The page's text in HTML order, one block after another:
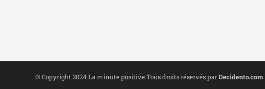
© Copyright 2024 La minute positive.Tous droits réservés parDecidento.com.